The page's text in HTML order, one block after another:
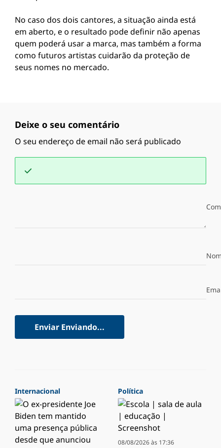
No caso dos dois cantores, a situação ainda está
em aberto, e o resultado pode definir não apenas
quem poderá usar a marca, mas também a forma
como futuros artistas cuidarão da proteção de
seus nomes no mercado.
Deixe o seu comentário
O seu endereço de email não será publicado
Enviar Enviando...
Internacional Política
08/08/2026 às 17:36